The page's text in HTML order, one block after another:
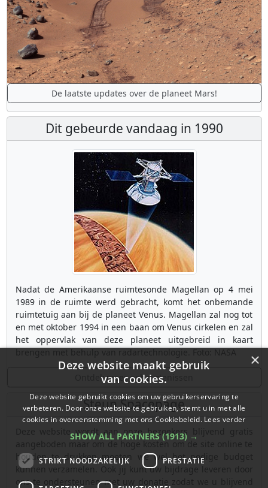
De laatste updates over de planeet Mars!
Dit gebeurde vandaag in 1990
Nadat de Amerikaanse ruimtesonde Magellan op 4 mei
1989 in de ruimte werd gebracht, komt het onbemande
ruimtetuig aan bij de planeet Venus. Magellan zal nog tot
en met oktober 1994 in een baan om Venus cirkelen en zal
het oppervlak van deze planeet uitgebreid in kaart
Ontdek meer gebeurtenissen
Steun Spacepage
Deze website wordt aan onze bezoekers blijvend gratis
aangeboden maar om de hoge kosten om de site online te
houden te drukken moeten we wel het nodige budget
kunnen verzamelen. Ook jij kunt uw bijdrage leveren door
ons te ondersteunen met uw donatie zodat we u blijvend
×
Deze website maakt gebruik
van cookies.
Deze website gebruikt cookies om uw gebruikerservaring te
verbeteren. Door onze website te gebruiken, stemt u in met alle
cookies in overeenstemming met ons Cookiebeleid. Lees verder
SHOW ALL PARTNERS (1913) →
STRIKT NOODZAKELIJK PRESTATIE